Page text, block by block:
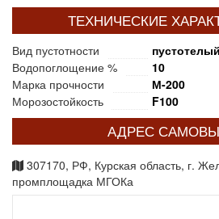
ТЕХНИЧЕСКИЕ
Вид пустотности
пустотелый
Водопоглощение %
10
Марка прочности
М-200
Морозостойкость
F100
АДРЕС
307170, РФ, Курская область, г.
промплощадка МГОКа